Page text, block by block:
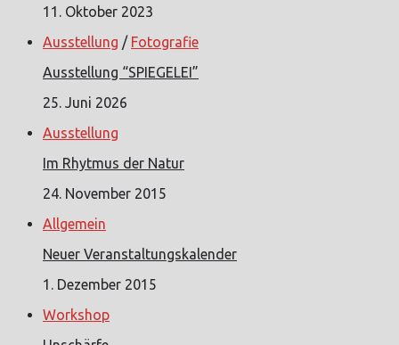
11. Oktober 2023
Ausstellung / Fotografie
Ausstellung “SPIEGELEI”
25. Juni 2026
Ausstellung
Im Rhytmus der Natur
24. November 2015
Allgemein
Neuer Veranstaltungskalender
1. Dezember 2015
Workshop